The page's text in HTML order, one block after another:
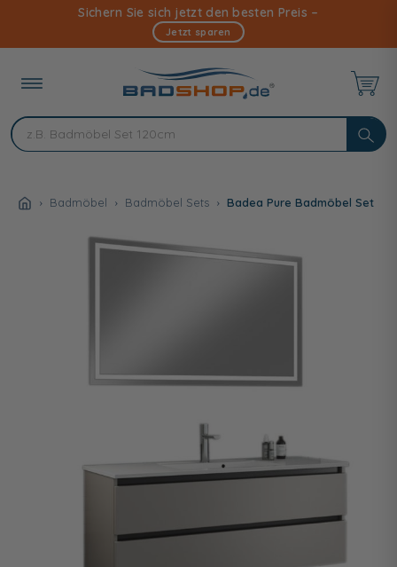
Inhalt
Sichern Sie sich jetzt den besten Preis –
Jetzt sparen
Badmöbel Badmöbel Sets Badea Pure Badmöbel Set